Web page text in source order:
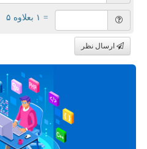
= ۱ بعلاوه ۵
ارسال نظر